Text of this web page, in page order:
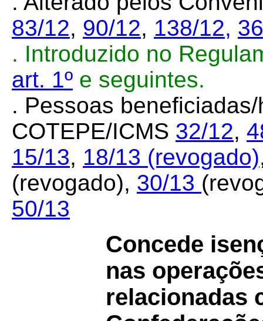
83/12, 90/12, 138/12,
. Introduzido no
art. 1º e seguintes.
. Pessoas
COTEPE/ICMS 32/12,
15/13, 18/13 (revogado)
(revogado), 30/13
50/13
Concede
nas
relacionadas